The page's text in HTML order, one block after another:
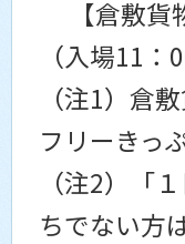
【倉敷貨
（入場11：
（注1）倉
フリーきっ
（注2）「
ちでない方